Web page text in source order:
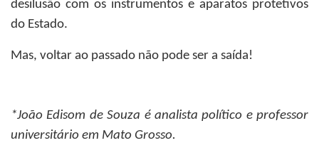
desilusão com os instrumentos e aparatos protetivos
do Estado.
Mas, voltar ao passado não pode ser a saída!
*João Edisom de Souza é analista político e professor
universitário em Mato Grosso.